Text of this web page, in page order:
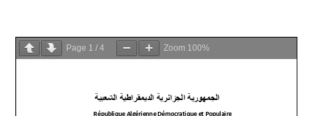
Page 1 /4 Zoom 100%